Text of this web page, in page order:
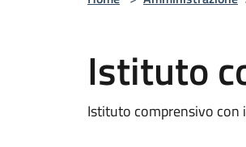
Istituto
Istituto comprensivo con